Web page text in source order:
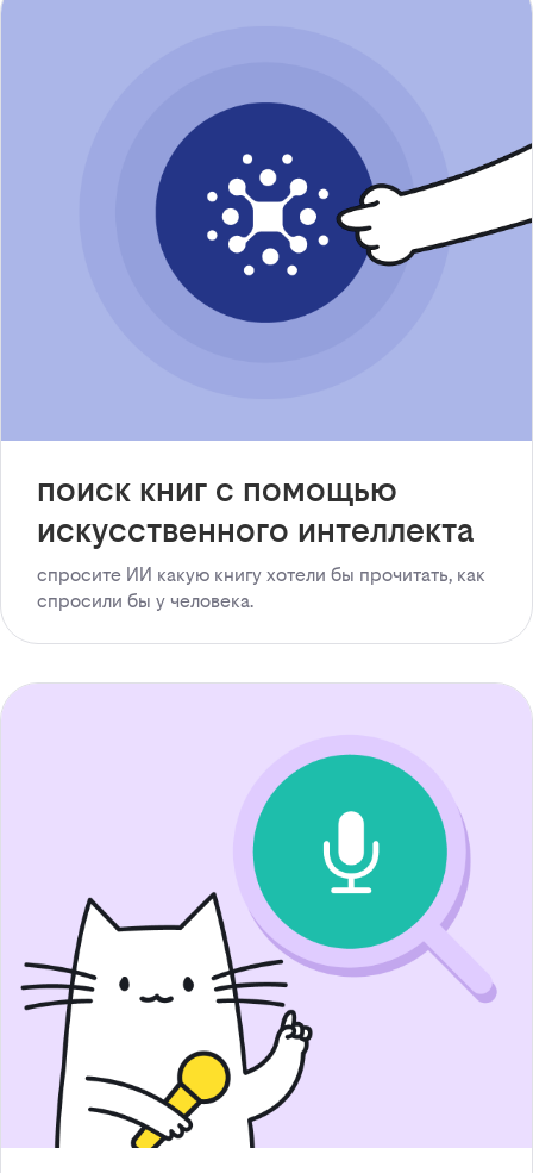
поиск книг с помощью
искусственного интеллекта
спросите ИИ какую книгу хотели бы прочитать, как
спросили бы у человека.